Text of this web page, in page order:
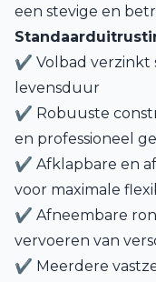
een stevige en
✔ Volbad verzinkt
levensduur
✔ Robuuste
en professioneel
✔ Afklapbare en
voor maximale
✔ Afneembare
vervoeren van
✔ Meerdere